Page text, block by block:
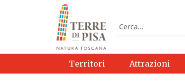
Vai al contenuto
Cerca
Territori Attrazioni